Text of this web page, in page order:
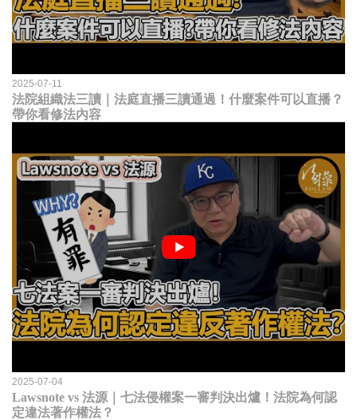
2025-07-11
法院組織法三讀｜法庭直播三讀通過！什麼案件可以直播？
帶你看修法內容
2025-07-04
Lawsnote vs 法源｜七法侵權案一審判決出爐！法院為何認
定違法著作權法？